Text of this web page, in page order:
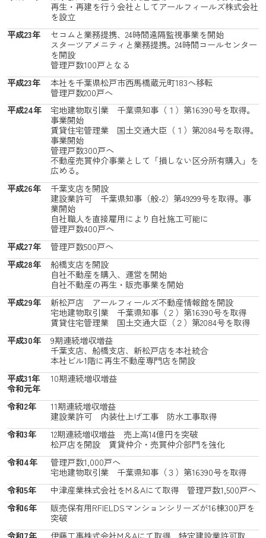
再生・再建を行う会社としてアールフィールズ株式会社
を設立
平成23年
セコムと業務提携、24時間遠隔監視事業を開始
スターツアメニティと業務提携。24時間コールセンター
を開設
管理戸数100戸となる
平成23年
本社を千葉県松戸市西馬橋蔵元町183へ移転
管理戸数200戸へ
平成24年
宅地建物取引業 千葉県知事（１）第16390号を取得。
事業開始
賃貸住宅管理業 国土交通大臣（１）第2084号を取得。
事業開始
管理戸数300戸へ
不動産売買仲介事業として「損しない区分所有購入」を
広める。
平成26年
千葉支店を開設
建設業許可 千葉県知事（般-2）第49299号を取得。事
業開始
自社職人を直接雇用により自社施工可能に
管理戸数400戸へ
平成27年
管理戸数500戸へ
平成28年
船橋支店を開設
自社不動産を購入、運営を開始
自社不動産の再生・販売事業を開始
平成29年
新松戸店 アールフィールズ不動産情報館を開設
宅地建物取引業 千葉県知事（２）第16390号を取得
賃貸住宅管理業 国土交通大臣（２）第2084号を取得
平成30年
9期連続増収増益
千葉支店、船橋支店、新松戸店を本社統合
本社ビル1階に再生不動産専門店を開設
平成31年
令和元年
10期連続増収増益
令和2年
11期連続増収増益
建設業許可 内装仕上げ工事 防水工事取得
令和3年
12期連続増収増益 売上高14億円を突破
松戸店を開設 賃貸仲介・売買仲介部門を強化
令和4年
管理戸数1,000戸へ
宅地建物取引業 千葉県知事（３）第16390号を取得
令和5年
中津産業株式会社をM＆Aにて取得 管理戸数1,500戸へ
令和6年
販売保有用RFIELDSマンションシリーズが16棟300戸を
突破
令和7年
伊藤工事株式会社M＆Aにて取得 特定建設業許可取